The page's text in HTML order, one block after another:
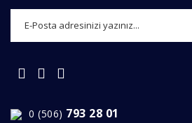
Gönder
0 (506) 793 28 01